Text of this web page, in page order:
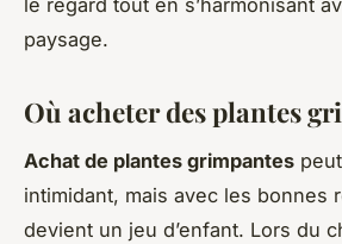
paysage.
Où acheter des plantes
Achat de plantes grimpantes
intimidant, mais avec les bonnes
devient un jeu d’enfant. Lors du